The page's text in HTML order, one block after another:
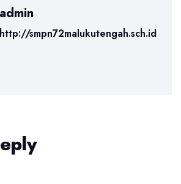
admin
http://smpn72malukutengah.sch.id